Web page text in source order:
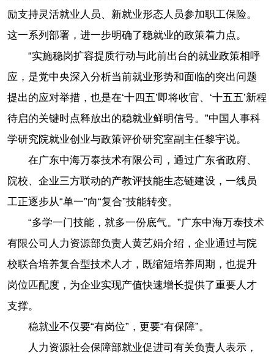
励支持灵活就业人员、新就业形态人员参加职工保险。
这一系列部署，进一步明确了稳就业的政策着力点。
“实施稳岗扩容提质行动与此前出台的就业政策相呼
应，是党中央深入分析当前就业形势和面临的突出问题
提出的应对举措，也是在‘十四五’即将收官、‘十五五’新程
待启的关键时点释放出的稳就业鲜明信号。”中国人事科
学研究院就业创业与政策评价研究室副主任黎宇说。
在广东中海万泰技术有限公司，通过广东省政府、
院校、企业三方联动的产教评技能生态链建设，一线员
工正逐步从“单一”向“复合”技能转变。
“多学一门技能，就多一份底气。”广东中海万泰技术
有限公司人力资源部负责人黄艺娟介绍，企业通过与院
校联合培养复合型技术人才，既缩短培养周期，也提升
岗位匹配度，为企业实现产值快速增长提供了重要人才
支撑。
稳就业不仅要“有岗位”，更要“有保障”。
人力资源社会保障部就业促进司有关负责人表示，